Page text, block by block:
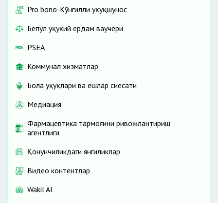
Pro bono-Кўнгилли ҳуқуқшунос
Бепул ҳуқуқий ёрдам ваучери
PSEA
Коммунал хизматлар
Бола ҳуқуқлари ва ёшлар сиёсати
Медиация
Фармацевтика тармоғини ривожлантириш
агентлиги
Қонунчиликдаги янгиликлар
Видео контентлар
Wakil AI